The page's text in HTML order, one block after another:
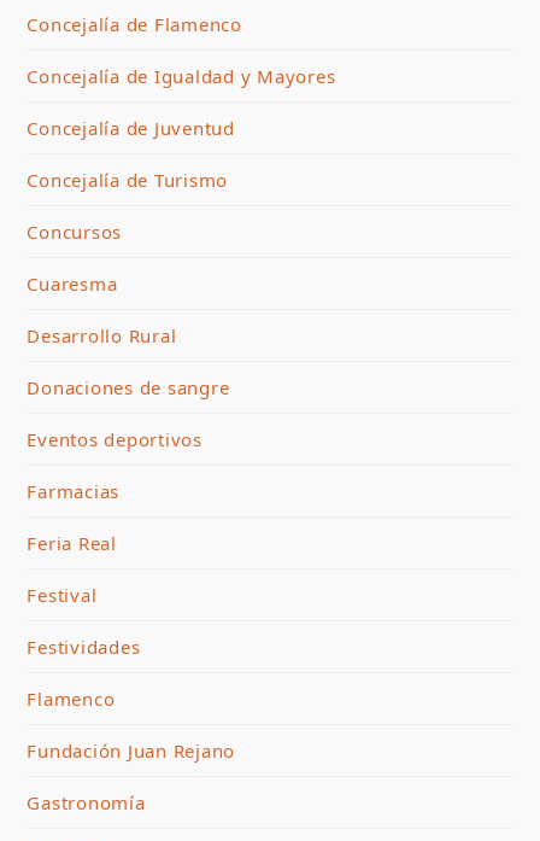
Concejalía de Flamenco
Concejalía de Igualdad y Mayores
Concejalía de Juventud
Concejalía de Turismo
Concursos
Cuaresma
Desarrollo Rural
Donaciones de sangre
Eventos deportivos
Farmacias
Feria Real
Festival
Festividades
Flamenco
Fundación Juan Rejano
Gastronomía